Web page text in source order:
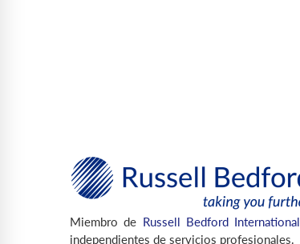
Miembro de Russell Bedford International
independientes de servicios profesionales.